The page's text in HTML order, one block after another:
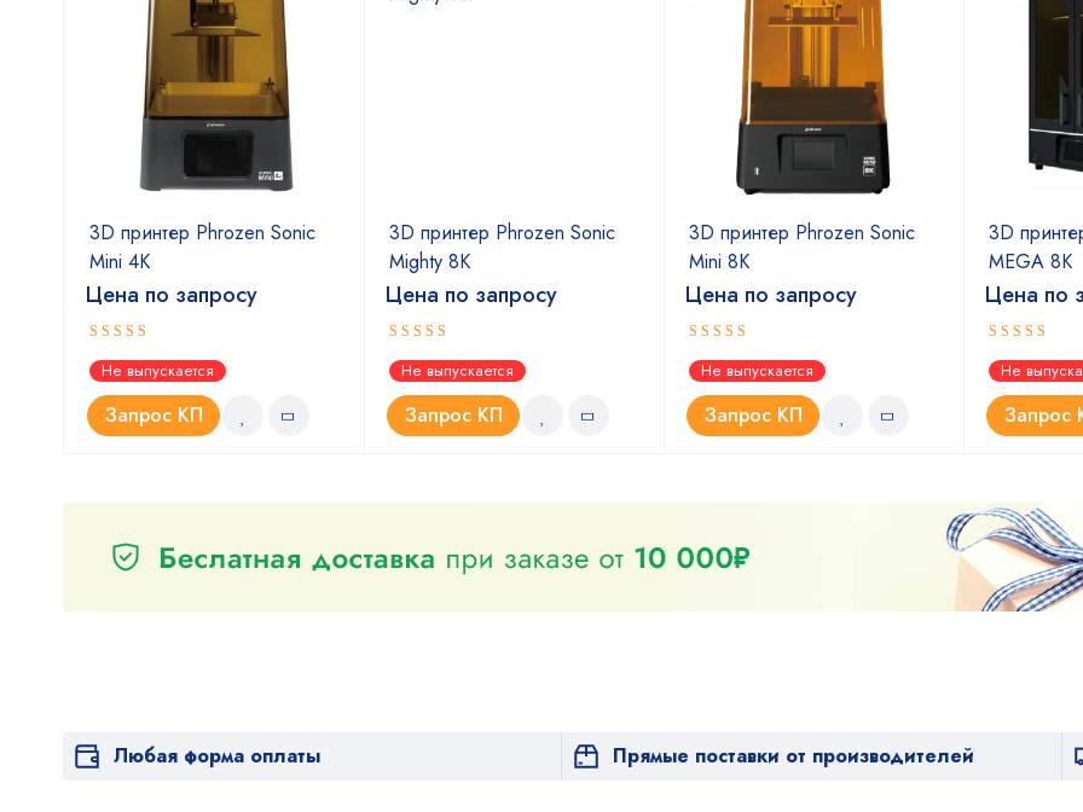
3D принтер Phrozen Sonic
Mini 4K
Цена по запросу
Оценка
5.00из 5
Не выпускается
Запрос КП
3D принтер Phrozen Sonic
Mighty 8K
Цена по запросу
Оценка
5.00из 5
Не выпускается
Запрос КП
3D принтер Phrozen Sonic
Mini 8K
Цена по запросу
Оценка
5.00из 5
Не выпускается
Запрос КП
3D
MEGA 8K
Цена по
Оценка
5.00из 5
Не
Запрос
Любая форма оплаты Прямые поставки от производителей